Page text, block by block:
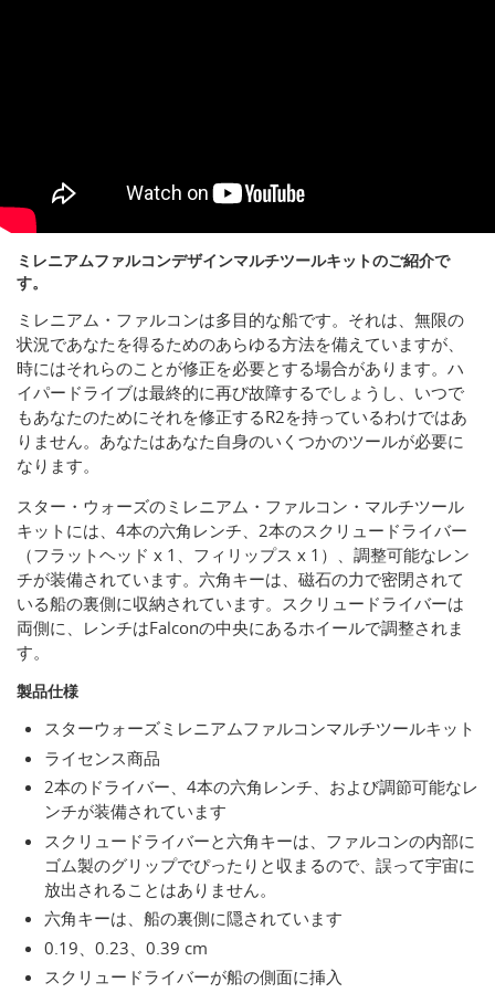
ミレニアムファルコンデザインマルチツールキットのご紹介で
す。
ミレニアム・ファルコンは多目的な船です。それは、無限の
状況であなたを得るためのあらゆる方法を備えていますが、
時にはそれらのことが修正を必要とする場合があります。ハ
イパードライブは最終的に再び故障するでしょうし、いつで
もあなたのためにそれを修正するR2を持っているわけではあ
りません。あなたはあなた自身のいくつかのツールが必要に
なります。
スター・ウォーズのミレニアム・ファルコン・マルチツール
キットには、4本の六角レンチ、2本のスクリュードライバー
（フラットヘッド x 1、フィリップス x 1）、調整可能なレン
チが装備されています。六角キーは、磁石の力で密閉されて
いる船の裏側に収納されています。スクリュードライバーは
両側に、レンチはFalconの中央にあるホイールで調整されま
す。
製品仕様
スターウォーズミレニアムファルコンマルチツールキット
ライセンス商品
2本のドライバー、4本の六角レンチ、および調節可能なレ
ンチが装備されています
スクリュードライバーと六角キーは、ファルコンの内部に
ゴム製のグリップでぴったりと収まるので、誤って宇宙に
放出されることはありません。
六角キーは、船の裏側に隠されています
0.19、0.23、0.39 cm
スクリュードライバーが船の側面に挿入